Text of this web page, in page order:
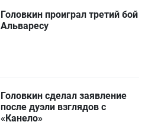
Головкин проиграл третий бой
Альваресу
Головкин сделал заявление
после дуэли взглядов с
«Канело»